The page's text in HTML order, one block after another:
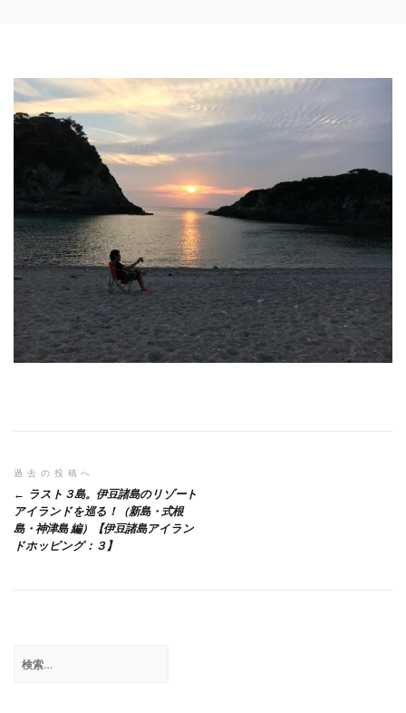
投
稿
ナ
シ
過去の投稿へ
ラスト３島。伊豆諸島のリゾート
アイランドを巡る！（新島・式根
島・神津島 編）【伊豆諸島アイラン
ドホッピング：３】
索: